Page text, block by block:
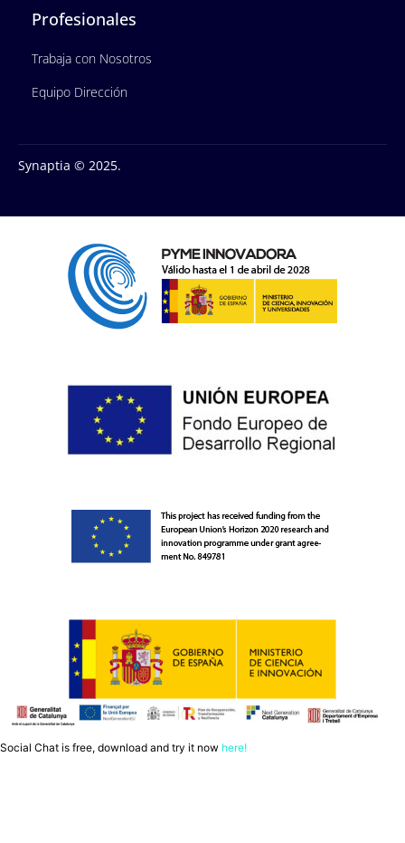
Profesionales
Trabaja con Nosotros
Equipo Dirección
Synaptia © 2025.
Social Chat is free, download and try it now here!